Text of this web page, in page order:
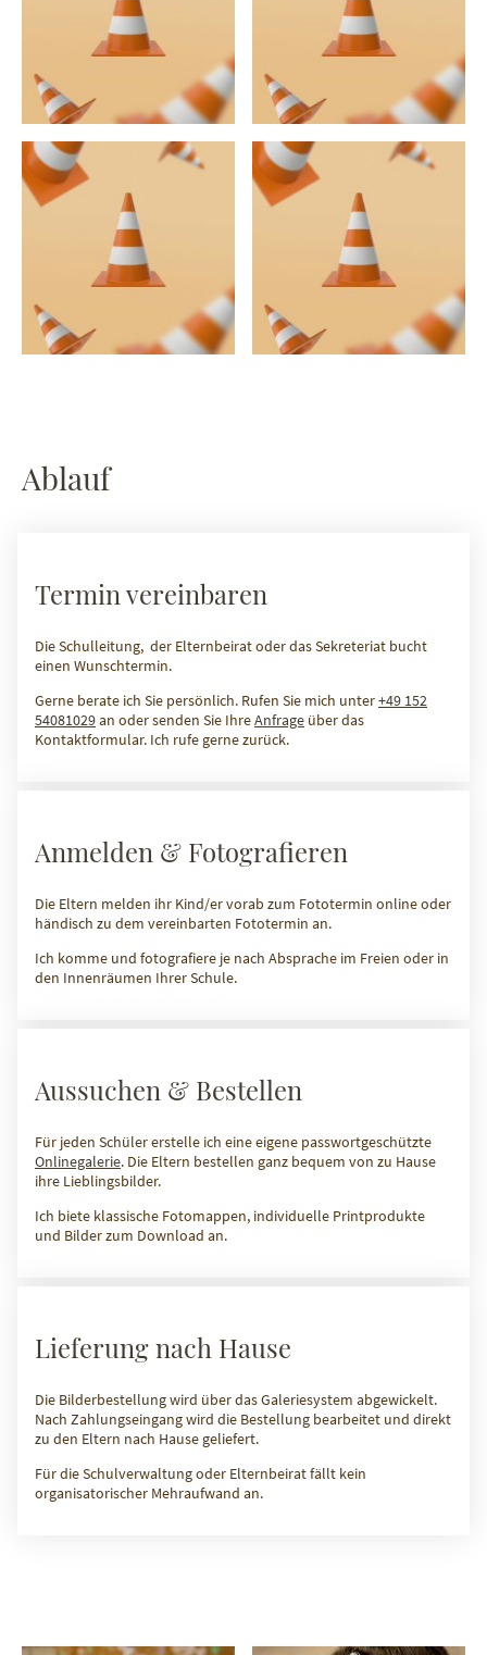
Ablauf
Termin vereinbaren
Die Schulleitung, der Elternbeirat oder das Sekreteriat bucht
einen Wunschtermin.
Gerne berate ich Sie persönlich. Rufen Sie mich unter+49 152
54081029an oder senden Sie IhreAnfrage über das
Kontaktformular. Ich rufe gerne zurück.
Anmelden & Fotografieren
Die Eltern melden ihr Kind/er vorab zum Fototermin online oder
händisch zu dem vereinbarten Fototermin an.
Ich komme und fotografiere je nach Absprache im Freien oder in
den Innenräumen Ihrer Schule.
Aussuchen & Bestellen
Für jeden Schüler erstelle ich eine eigene passwortgeschützte
Onlinegalerie. Die Eltern bestellen ganz bequem von zu Hause
ihre Lieblingsbilder.
Ich biete klassische Fotomappen, individuelle Printprodukte
und Bilder zum Download an.
Lieferung nach Hause
Die Bilderbestellung wird über das Galeriesystem abgewickelt.
Nach Zahlungseingang wird die Bestellung bearbeitet und direkt
zu den Eltern nach Hause geliefert.
Für die Schulverwaltung oder Elternbeirat fällt kein
organisatorischer Mehraufwand an.